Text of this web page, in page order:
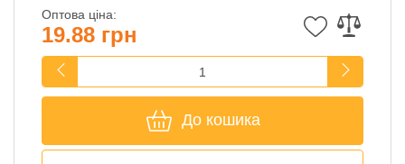
Оптова ціна:
19.88 грн
До кошика